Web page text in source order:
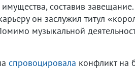
составив
он заслужил титул
музыкальной
спровоцировала конфликт на